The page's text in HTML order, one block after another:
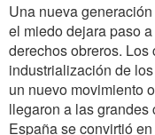
Una nueva
el miedo dejara paso
derechos obreros.
industrialización de
un nuevo movimiento
llegaron a las
España se convirtió